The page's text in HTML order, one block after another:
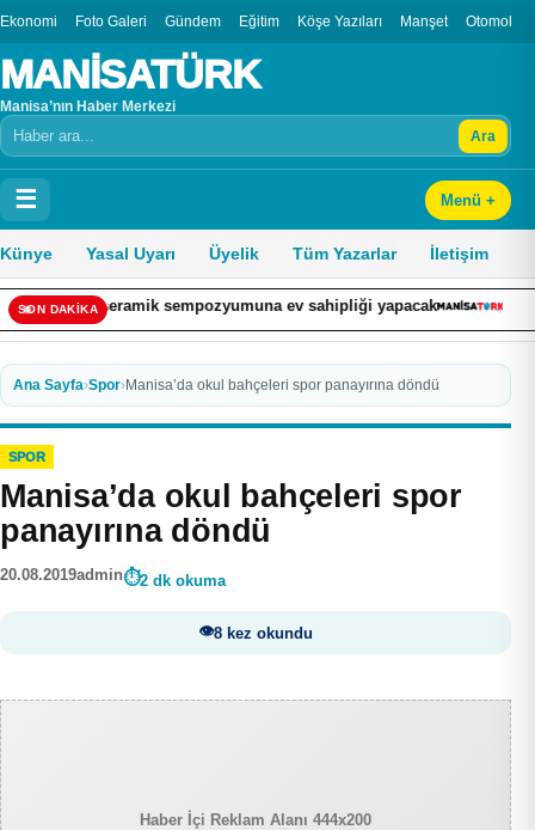
Ekonomi Foto Galeri Gündem Eğitim Köşe Yazıları Manşet Otomobil
MANİSATÜRK
Manisa’nın Haber Merkezi
Arama Ara
☰ Menü +
Künye Yasal Uyarı Üyelik Tüm Yazarlar İletişim
SON DAKİKA
seramik sempozyumuna ev sahipliği yapacak Fatih’te 19
Ana Sayfa›Spor›Manisa’da okul bahçeleri spor panayırına döndü
SPOR
Manisa’da okul bahçeleri spor
panayırına döndü
20.08.2019admin 2 dk okuma
8 kez okundu
Haber İçi Reklam Alanı 444x200